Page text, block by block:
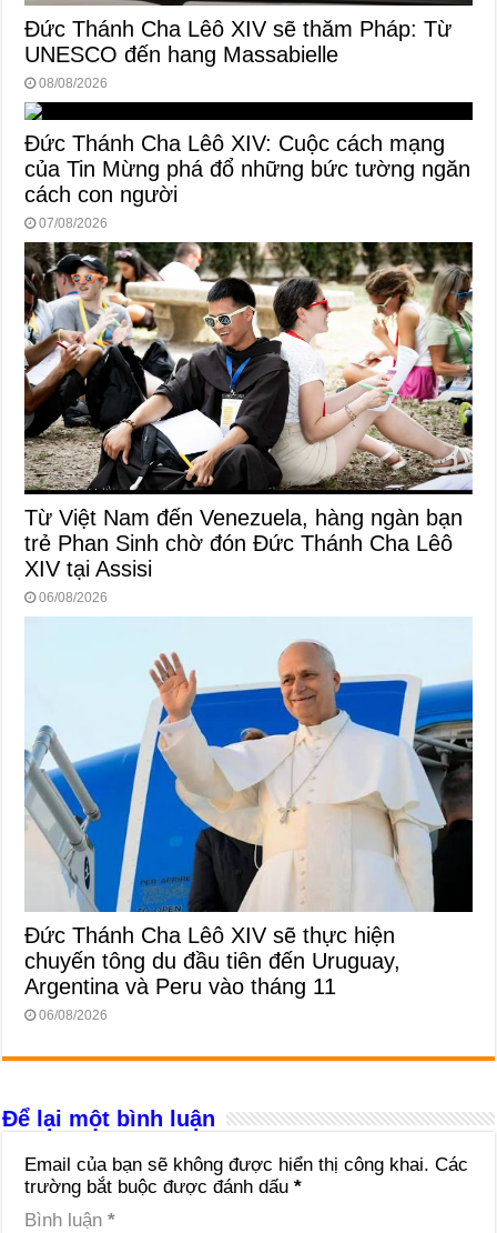
Đức Thánh Cha Lêô XIV sẽ thăm Pháp: Từ
UNESCO đến hang Massabielle
08/08/2026
Đức Thánh Cha Lêô XIV: Cuộc cách mạng
của Tin Mừng phá đổ những bức tường ngăn
cách con người
07/08/2026
Từ Việt Nam đến Venezuela, hàng ngàn bạn
trẻ Phan Sinh chờ đón Đức Thánh Cha Lêô
XIV tại Assisi
06/08/2026
Đức Thánh Cha Lêô XIV sẽ thực hiện
chuyến tông du đầu tiên đến Uruguay,
Argentina và Peru vào tháng 11
06/08/2026
Để lại một bình luận
Email của bạn sẽ không được hiển thị công khai. Các
trường bắt buộc được đánh dấu*
Bình luận*